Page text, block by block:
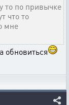
то по привычке
что то
мне
обновиться